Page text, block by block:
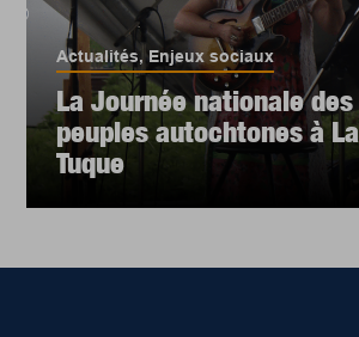
Actualités, Enjeux sociaux
La Journée nationale des
peuples autochtones à La
Tuque